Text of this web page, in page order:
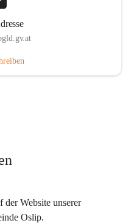
Website unserer
Oslip.